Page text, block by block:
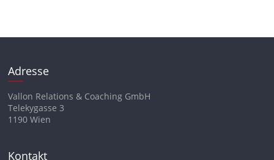
Adresse
Vallon Relations & Coaching GmbH
Telekygasse 3
1190 Wien
Kontakt